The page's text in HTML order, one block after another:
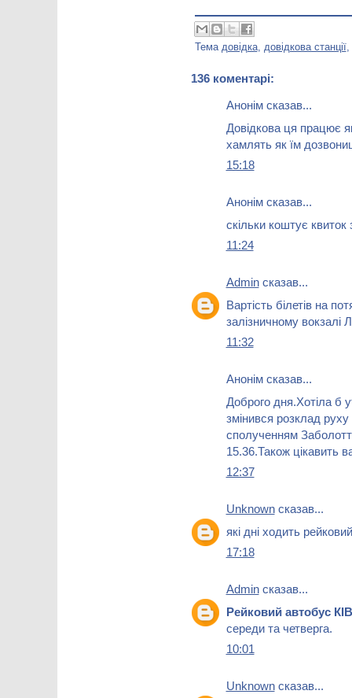
Тема довідка, довідкова станції,
136 коментарі:
Анонім сказав...
Довідкова ця працює
хамлять як їм
15:18
Анонім сказав...
скільки коштує
11:24
Adminсказав...
Вартість білетів на
залізничному вокзалі
11:32
Анонім сказав...
Доброго дня.Хотіла б
змінився розклад
сполученням
15.36.Також цікавить
12:37
Unknownсказав...
які дні ходить
17:18
Adminсказав...
Рейковий автобус
середи та четверга.
10:01
Unknownсказав...